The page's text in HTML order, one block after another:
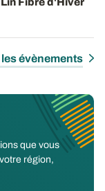
évènements
que vous
région,